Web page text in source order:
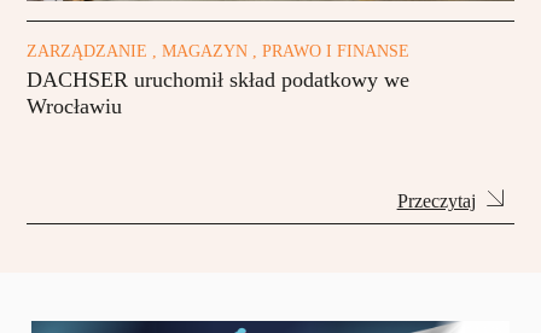
ZARZĄDZANIE , MAGAZYN , PRAWO I FINANSE
DACHSER uruchomił skład podatkowy we
Wrocławiu
Przeczytaj